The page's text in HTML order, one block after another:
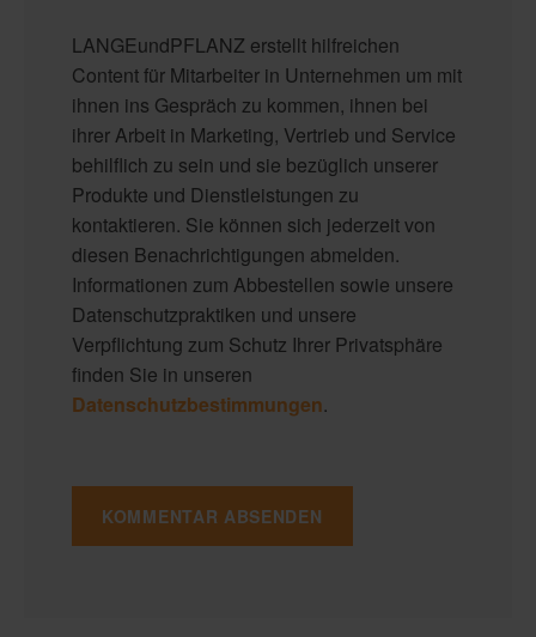
LANGEundPFLANZ erstellt hilfreichen
Content für Mitarbeiter in Unternehmen um mit
ihnen ins Gespräch zu kommen, ihnen bei
ihrer Arbeit in Marketing, Vertrieb und Service
behilflich zu sein und sie bezüglich unserer
Produkte und Dienstleistungen zu
kontaktieren. Sie können sich jederzeit von
diesen Benachrichtigungen abmelden.
Informationen zum Abbestellen sowie unsere
Datenschutzpraktiken und unsere
Verpflichtung zum Schutz Ihrer Privatsphäre
finden Sie in unseren
Datenschutzbestimmungen.